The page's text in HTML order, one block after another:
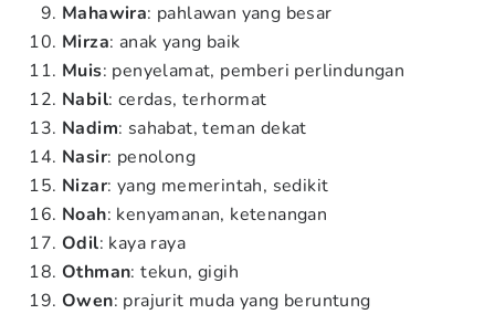
Mahawira: pahlawan yang besar
Mirza: anak yang baik
Muis: penyelamat, pemberi perlindungan
Nabil: cerdas, terhormat
Nadim: sahabat, teman dekat
Nasir: penolong
Nizar: yang memerintah, sedikit
Noah: kenyamanan, ketenangan
Odil: kaya raya
Othman: tekun, gigih
Owen: prajurit muda yang beruntung